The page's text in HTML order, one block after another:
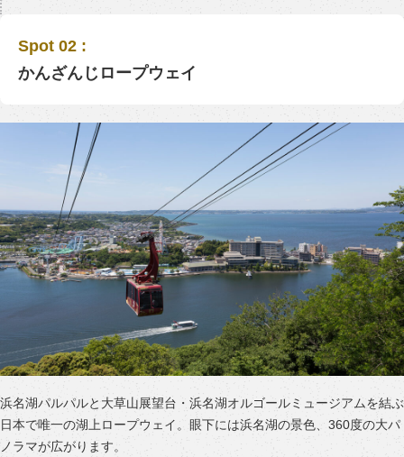
Spot 02 :
かんざんじロープウェイ
浜名湖パルパルと大草山展望台・浜名湖オルゴールミュージアムを結ぶ
日本で唯一の湖上ロープウェイ。眼下には浜名湖の景色、360度の大パ
ノラマが広がります。